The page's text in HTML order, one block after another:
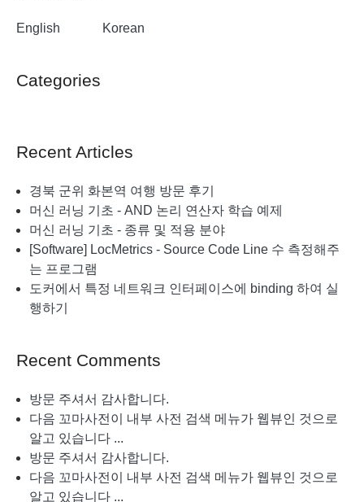
English Korean
Categories
Coding
Life
Java
Software
Data Analysis
Recent Articles
경북 군위 화본역 여행 방문 후기
머신 러닝 기초 - AND 논리 연산자 학습 예제
머신 러닝 기초 - 종류 및 적용 분야
[Software] LocMetrics - Source Code Line 수 측정해주
는 프로그램
도커에서 특정 네트워크 인터페이스에 binding 하여 실
행하기
Recent Comments
방문 주셔서 감사합니다.
다음 꼬마사전이 내부 사전 검색 메뉴가 웹뷰인 것으로
알고 있습니다 ...
방문 주셔서 감사합니다.
다음 꼬마사전이 내부 사전 검색 메뉴가 웹뷰인 것으로
알고 있습니다 ...